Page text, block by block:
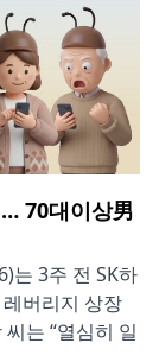
70대이상男
는 3주 전 SK하
버리지 상장
는 “열심히 일